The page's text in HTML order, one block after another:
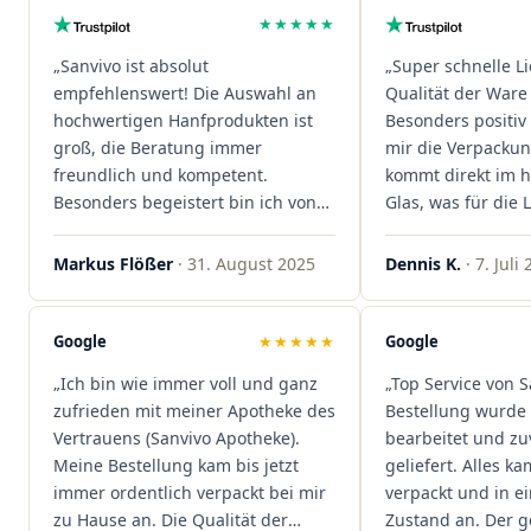
★★★★★
„Sanvivo ist absolut
empfehlenswert! Die Auswahl an
hochwertigen Hanfprodukten ist
groß, die Beratung immer
freundlich und kompetent.
Besonders begeistert bin ich von
der schnellen Rezeptannahme –
alles läuft unkompliziert und
sind extrem zügig, was mir jedes
Mal viel Zeit spart. Man merkt,
Kundenzufriedenheit an erster
Stelle stehen. Vielen Dank an das
Team von Sanvivo – ich bin
rundum begeistert!"
Markus Flößer · 31. August 2025
„Super schnelle
Qualität der
Besonders
mir die
kommt direkt im
Glas, was für die
ist. Ich bestelle
wieder!"
Dennis K. · 7. Juli
Google ★★★★★
„Ich bin wie immer voll und ganz
zufrieden mit meiner Apotheke des
Vertrauens (Sanvivo Apotheke).
Meine Bestellung kam bis jetzt
immer ordentlich verpackt bei mir
zu Hause an. Die Qualität der
Google
„Top Service von
Bestellung wurde
bearbeitet und
geliefert. Alles
verpackt und in
Zustand an. Der